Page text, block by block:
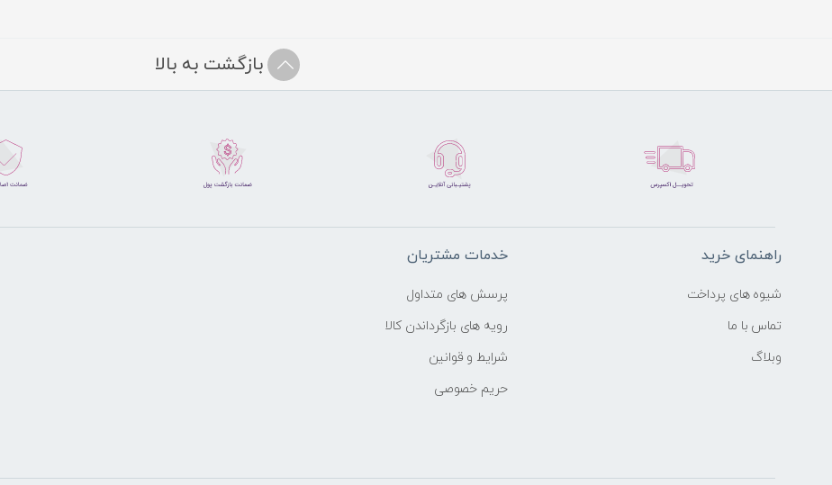
بازگشت به بالا
راهنمای خرید
شیوه های پرداخت
تماس با ما
وبلاگ
خدمات مشتریان
پرسش های متداول
رویه های بازگرداندن کالا
شرایط و قوانین
حریم خصوصی